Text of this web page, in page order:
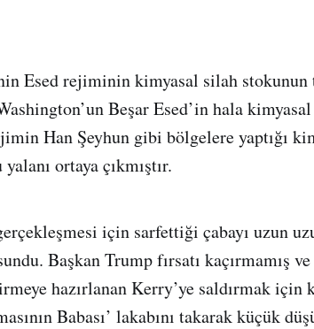
Esed rejiminin kimyasal silah stokunun
Beşar Esed’in hala kimyasal
Han Şeyhun gibi bölgelere yaptığı
ortaya çıkmıştır.
için sarfettiği çabayı uzun
Başkan Trump fırsatı kaçırmamış
hazırlanan Kerry’ye saldırmak için
Babası’ lakabını takarak küçük